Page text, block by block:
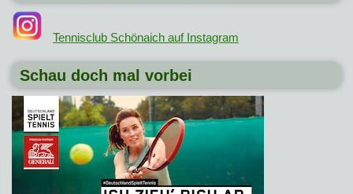
Tennisclub Schönaich auf Instagram
Schau doch mal vorbei